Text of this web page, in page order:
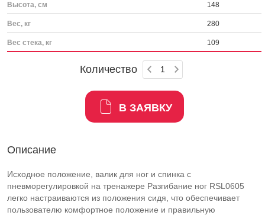
Высота, см 148
Вес, кг 280
Вес стека, кг 109
Количество
В ЗАЯВКУ
Описание
Исходное положение, валик для ног и спинка с
пневморегулировкой на тренажере Разгибание ног RSL0605
легко настраиваются из положения сидя, что обеспечивает
пользователю комфортное положение и правильную